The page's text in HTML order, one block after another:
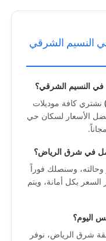
حي النسيم الشرقي
نشتري كافة موديلات
الأسعار لسكان حي
وسنصلك فوراً
بكل أمانة، ويتم
شرق الرياض، نوفر